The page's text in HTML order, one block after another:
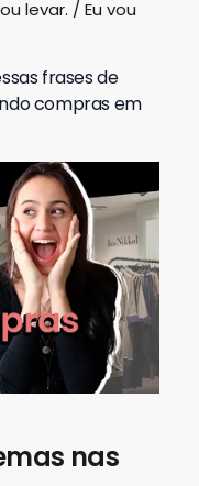
levar. / Eu vou
frases de
compras em
nas